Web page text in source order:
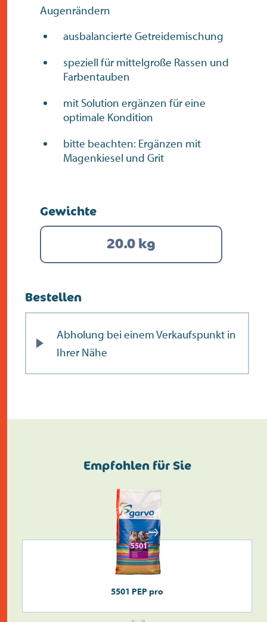
Augenrändern
ausbalancierte Getreidemischung
speziell für mittelgroße Rassen und
Farbentauben
mit Solution ergänzen für eine
optimale Kondition
bitte beachten: Ergänzen mit
Magenkiesel und Grit
Gewichte
20.0 kg
Bestellen
Abholung bei einem Verkaufspunkt in
Ihrer Nähe
Empfohlen für Sie
5501 PEP pro